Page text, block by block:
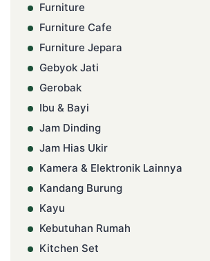
Furniture
Furniture Cafe
Furniture Jepara
Gebyok Jati
Gerobak
Ibu & Bayi
Jam Dinding
Jam Hias Ukir
Kamera & Elektronik Lainnya
Kandang Burung
Kayu
Kebutuhan Rumah
Kitchen Set